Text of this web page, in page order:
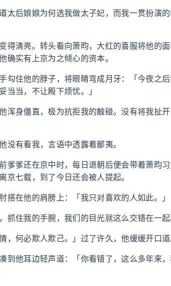
太后娘娘为何选我做太子妃，而我一贯扮演
得清亮。转头看向萧昀，大红的喜服将他的
确实有上京为之倾心的资本。
勾住他的脖子，将眼睛弯成月牙：「今夜之后
当当，不让殿下烦忧。」
浑身僵直，极为抗拒我的触碰。没有将我扯
没有看我，言语中透露着鄙夷。
爹爹还在京中时，每日退朝后便会带着萧昀
京七载，到了今日还会被人提起。
搭在他的肩膀上：「我只对喜欢的人如此。」
抓住我的手腕，我们的目光就这么交错在一起
，何必欺人欺己。」过了许久，他缓缓开口道
到他耳边轻声道：「你看错了，这么多年来